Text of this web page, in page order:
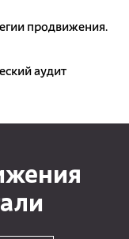
продвижения.
аудит